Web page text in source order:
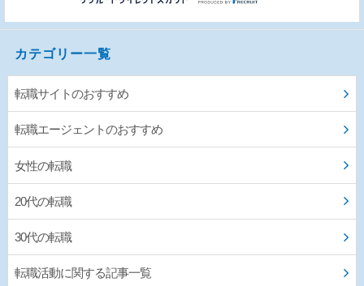
カテゴリー一覧
転職サイトのおすすめ
転職エージェントのおすすめ
女性の転職
20代の転職
30代の転職
転職活動に関する記事一覧